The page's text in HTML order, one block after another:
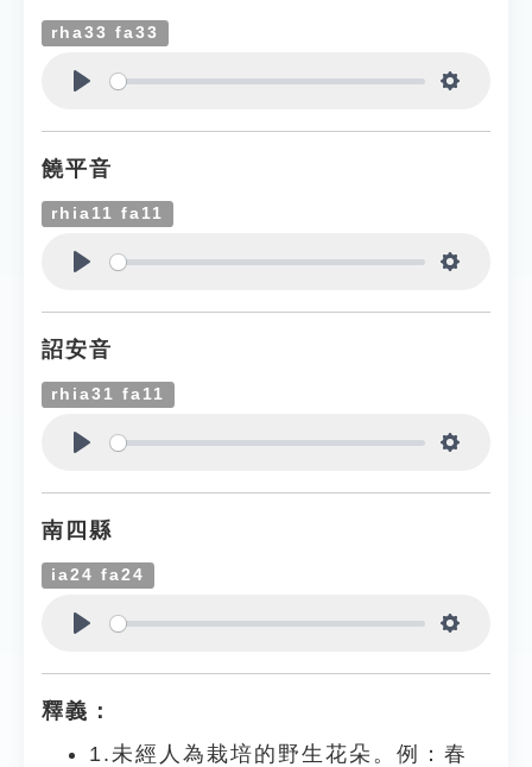
rha33 fa33
饒平音
rhia11 fa11
詔安音
rhia31 fa11
南四縣
ia24 fa24
釋義：
1.未經人為栽培的野生花朵。例：春